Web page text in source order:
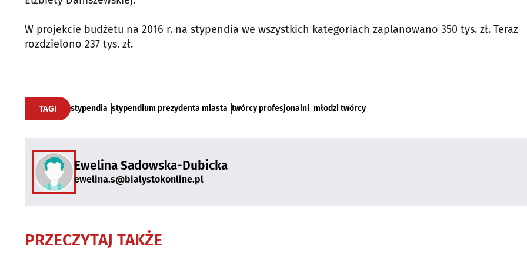
W projekcie budżetu na 2016 r. na stypendia we wszystkich kategoriach zaplanowano 350 tys. zł. Teraz
rozdzielono 237 tys. zł.
TAGI stypendia stypendium prezydenta miasta twórcy profesjonalni młodzi twórcy
Ewelina Sadowska-Dubicka
ewelina.s@bialystokonline.pl
PRZECZYTAJ TAKŻE